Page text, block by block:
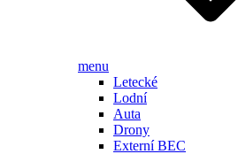
menu
Letecké
Lodní
Auta
Drony
Externí BEC